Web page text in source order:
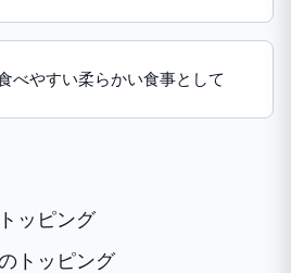
べやすい柔らかい食事として
ッピング
トッピング